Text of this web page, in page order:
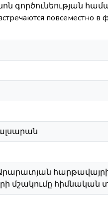
համար /
повсеместно в
մշակումը հիմնական